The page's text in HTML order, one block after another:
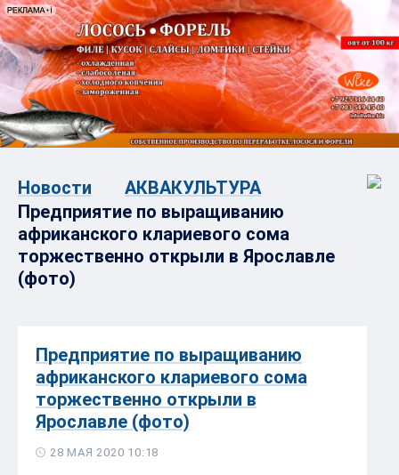
Новости
АКВАКУЛЬТУРА
Предприятие по выращиванию
африканского клариевого сома
торжественно открыли в Ярославле
(фото)
Предприятие по выращиванию
африканского клариевого сома
торжественно открыли в
Ярославле (фото)
28 МАЯ 2020 10:18